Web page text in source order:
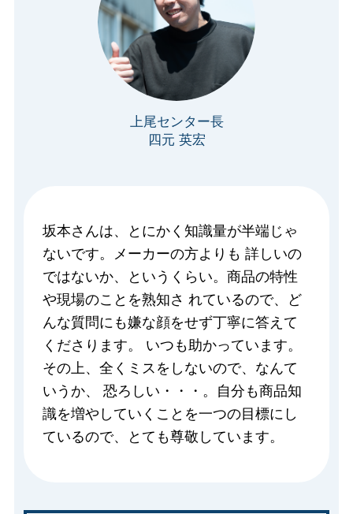
上尾センター長
四元 英宏
坂本さんは、とにかく知識量が半端じゃ
ないです。メーカーの方よりも 詳しいの
ではないか、というくらい。商品の特性
や現場のことを熟知さ れているので、ど
んな質問にも嫌な顔をせず丁寧に答えて
くださります。 いつも助かっています。
その上、全くミスをしないので、なんて
いうか、 恐ろしい・・・。自分も商品知
識を増やしていくことを一つの目標にし
ているので、とても尊敬しています。